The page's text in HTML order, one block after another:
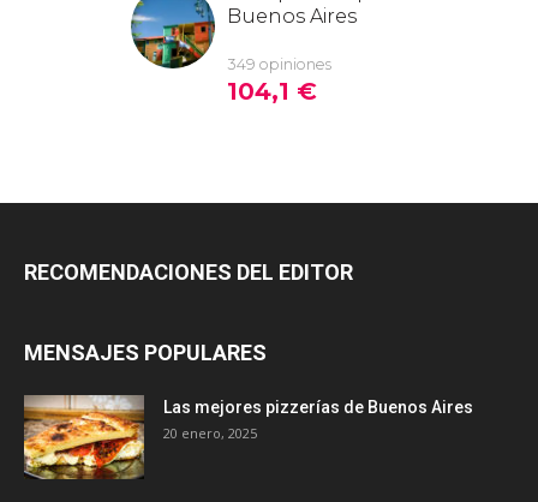
RECOMENDACIONES DEL EDITOR
MENSAJES POPULARES
Las mejores pizzerías de Buenos Aires
20 enero, 2025